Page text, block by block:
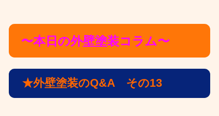
〜本日の外壁塗装コラム〜
★外壁塗装のQ&A その13